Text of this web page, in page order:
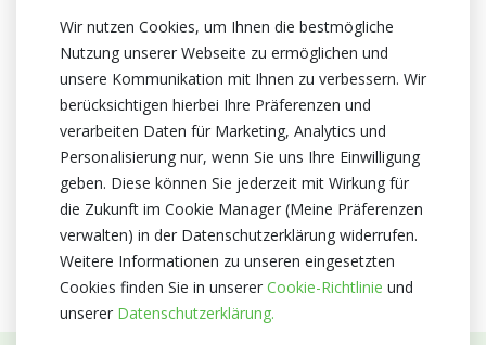
Abmessungen
2x2x20cm
Zertifikat
Kein Zertifikate
Valentinstag Muttertag
Wir nutzen Cookies, um Ihnen die bestmögliche
Nutzung unserer Webseite zu ermöglichen und
unsere Kommunikation mit Ihnen zu verbessern. Wir
berücksichtigen hierbei Ihre Präferenzen und
verarbeiten Daten für Marketing, Analytics und
Personalisierung nur, wenn Sie uns Ihre Einwilligung
geben. Diese können Sie jederzeit mit Wirkung für
die Zukunft im Cookie Manager (Meine Präferenzen
verwalten) in der Datenschutzerklärung widerrufen.
Weitere Informationen zu unseren eingesetzten
Cookies finden Sie in unserer Cookie-Richtlinie und
unserer Datenschutzerklärung.